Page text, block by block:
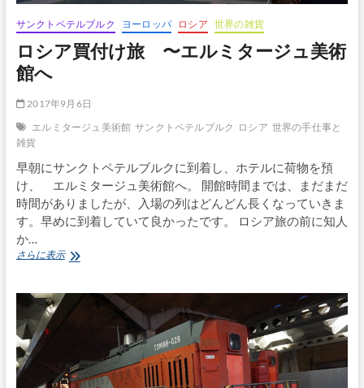
屋
さ
ん
へ
そ
空
港
サンクトペテルブルク ヨーロッパ ロシア 世界の雑貨
ロシア買付け旅 〜エルミタージュ美術
館へ
2017年9月6日
エルミタージュ美術館 サンクトペテルブルク ロシア 世界の手仕事と
雑貨
早朝にサンクトペテルブルクに到着し、ホテルに荷物を預
け、 エルミタージュ美術館へ。 開館時間までは、まだまだ
時間がありましたが、入場の列はどんどん長くなっていきま
す。早めに到着していて良かったです。 ロシア旅の前に知人
か…
さらに表示ロ
買
付
ル
ミ